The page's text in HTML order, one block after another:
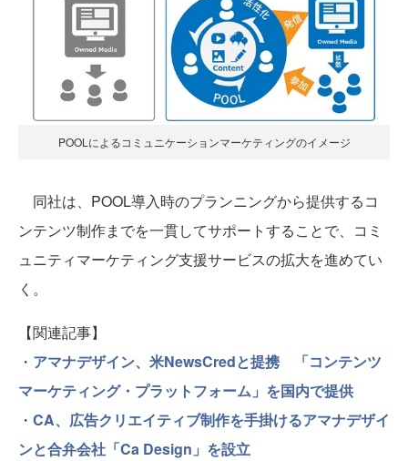
POOLによるコミュニケーションマーケティングのイメージ
同社は、POOL導入時のプランニングから提供するコ
ンテンツ制作までを一貫してサポートすることで、コミ
ュニティマーケティング支援サービスの拡大を進めてい
く。
【関連記事】
・ アマナデザイン、米NewsCredと提携 「コンテンツ
マーケティング・プラットフォーム」を国内で提供
・ CA、広告クリエイティブ制作を手掛けるアマナデザイ
ンと合弁会社「Ca Design」を設立